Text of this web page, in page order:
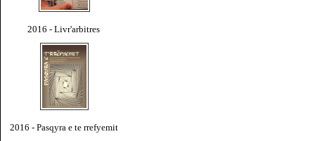
2016 - Livr'arbitres
2016 - Pasqyra e te rrefyemit